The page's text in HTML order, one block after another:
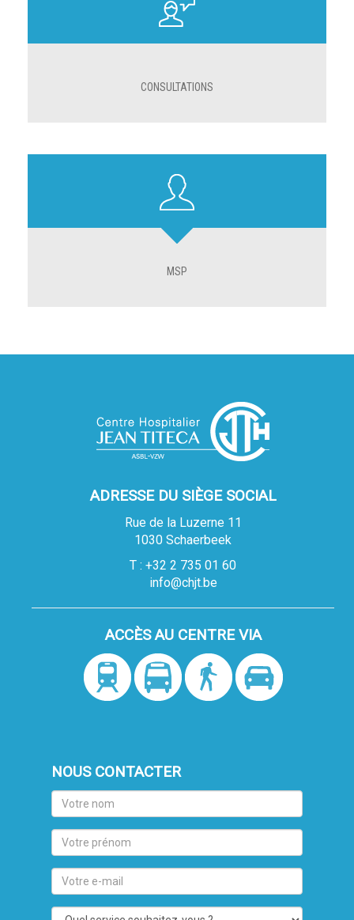
CONSULTATIONS
MSP
ADRESSE DU SIÈGE SOCIAL
Rue de la Luzerne 11
1030 Schaerbeek
T : +32 2 735 01 60
info@chjt.be
ACCÈS AU CENTRE VIA
NOUS CONTACTER
Votre
nom
Votre
prénom
Votre
e-
mail
Quel